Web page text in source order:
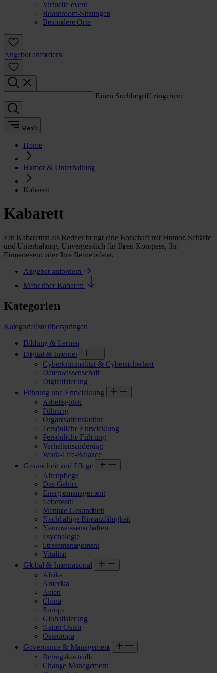
Virtuelle event
Boardroom-Sitzungen
Besondere Orte
Angebot anfordern
Einen Suchbegriff eingeben:
Menü
Home
Humor & Unterhaltung
Kabarett
Kabarett
Ein Kabarettist als Redner bringt eine Botschaft mit Humor, Schärfe
und Unterhaltung. Unvergesslich für Ihren Kongress, Ihr
Firmenevent oder Ihre Betriebsfeier.
Angebot anfordern
Mehr über Kabarett
Kategorien
Kategorieliste überspringen
Bildung & Lernen
Digital & Internet
Cyberkriminalität & Cybersicherheit
Datenwissenschaft
Digitalisierung
Führung und Entwicklung
Arbeitsglück
Führung
Organisationskultur
Persönliche Entwicklung
Persönliche Führung
Verhaltensänderung
Work-Life-Balance
Gesundheit und Pflege
Altenpflege
Das Gehirn
Energiemanagement
Lebensstil
Mentale Gesundheit
Nachhaltige Einsatzfähigkeit
Neurowissenschaften
Psychologie
Stressmanagement
Vitalität
Global & International
Afrika
Amerika
Asien
China
Europa
Globalisierung
Naher Osten
Osteuropa
Governance & Management
Betrugskontrolle
Change Management